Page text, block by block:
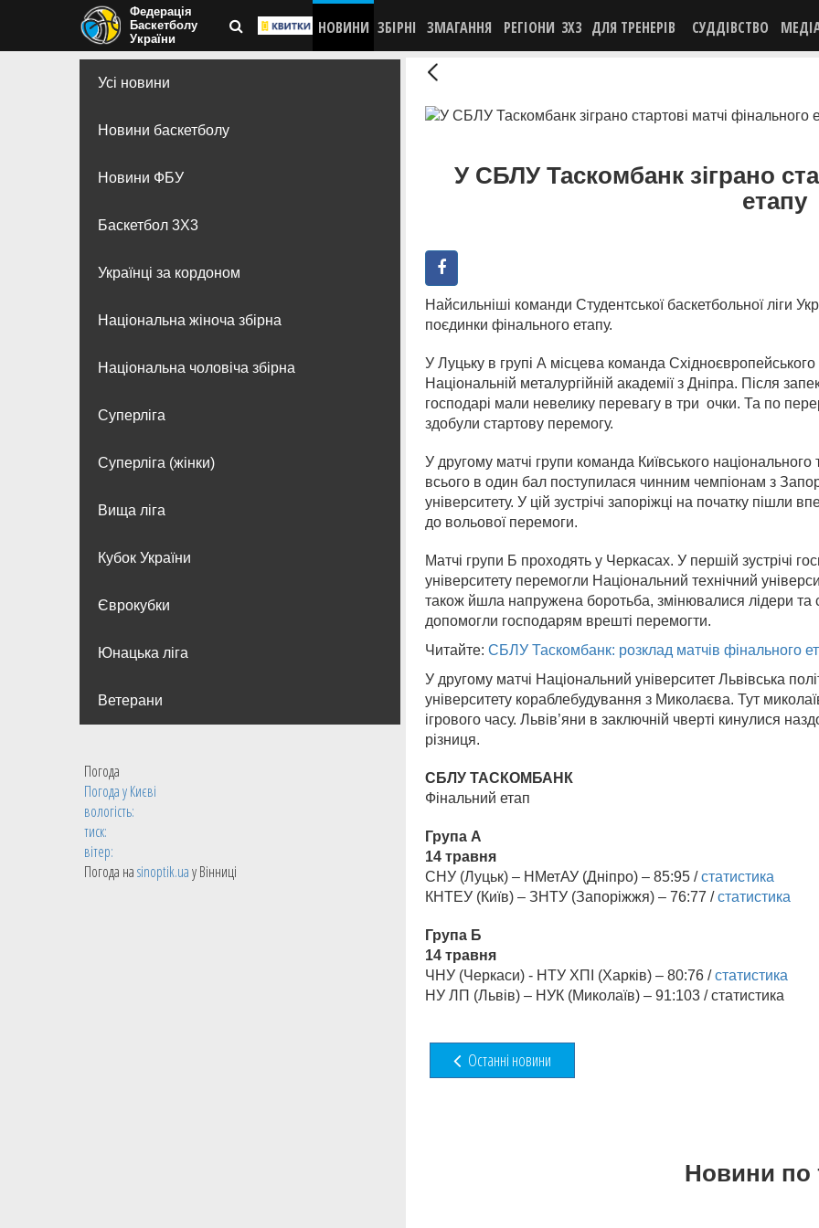
Федерація
Баскетболу
України
НОВИНИ ЗБІРНІ ЗМАГАННЯ РЕГІОНИ 3X3 ДЛЯ ТРЕНЕРІВ СУДДІВСТВО
Усі новини
Новини баскетболу
Новини ФБУ
Баскетбол 3Х3
Українці за кордоном
Національна жіноча збірна
Національна чоловіча збірна
Суперліга
Суперліга (жінки)
Вища лiга
Кубок України
Єврокубки
Юнацька ліга
Ветерани
Погода
Погода уКиєві
вологість:
тиск:
вітер:
Погода наsinoptik.uaу Вінниці
У СБЛУ Таскомбанк зіграно
етапу
Найсильніші команди Студентської баскетбольної ліги
поєдинки фінального етапу.
У Луцьку в групі А місцева команда
Національній металургійній академії з Дніпра. Після
господарі мали невелику перевагу в три очки. Та по
здобули стартову перемогу.
У другому матчі групи команда Київського національного
всього в один бал поступилася чинним чемпіонам з
університету. У цій зустрічі запоріжці на початку пішли
до вольової перемоги.
Матчі групи Б проходять у Черкасах. У першій зустрічі
університету перемогли Національний технічний
також йшла напружена боротьба, змінювалися лідери та
допомогли господарям врешті перемогти.
Читайте: СБЛУ Таскомбанк: розклад матчів фінального
У другому матчі Національний університет Львівська
університету кораблебудування з Миколаєва. Тут
ігрового часу. Львів’яни в заключній чверті кинулися
різниця.
СБЛУ ТАСКОМБАНК
Фінальний етап
Група А
14 травня
СНУ (Луцьк) – НМетАУ (Дніпро) – 85:95 /статистика
КНТЕУ (Київ) – ЗНТУ (Запоріжжя) – 76:77 /статистика
Група Б
14 травня
ЧНУ (Черкаси) - НТУ ХПІ (Харків) – 80:76 /статистика
НУ ЛП (Львів) – НУК (Миколаїв) – 91:103 / статистика
Останні новини
Новини по